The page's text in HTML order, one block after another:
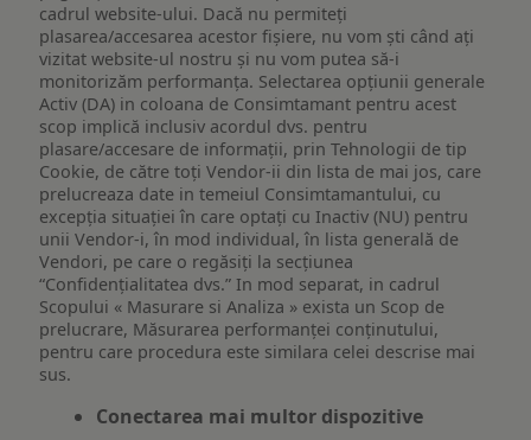
cadrul website-ului. Dacă nu permiteți
plasarea/accesarea acestor fișiere, nu vom ști când ați
vizitat website-ul nostru și nu vom putea să-i
monitorizăm performanța. Selectarea opțiunii generale
Activ (DA) in coloana de Consimtamant pentru acest
scop implică inclusiv acordul dvs. pentru
plasare/accesare de informații, prin Tehnologii de tip
Cookie, de către toți Vendor-ii din lista de mai jos, care
prelucreaza date in temeiul Consimtamantului, cu
excepția situației în care optați cu Inactiv (NU) pentru
unii Vendor-i, în mod individual, în lista generală de
Vendori, pe care o regăsiți la secțiunea
“Confidențialitatea dvs.” In mod separat, in cadrul
Scopului « Masurare si Analiza » exista un Scop de
prelucrare, Măsurarea performanței conținutului,
pentru care procedura este similara celei descrise mai
sus.
Conectarea mai multor dispozitive